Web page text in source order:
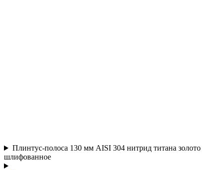
Плинтус-полоса 130 мм AISI 304 нитрид титана золото
шлифованное